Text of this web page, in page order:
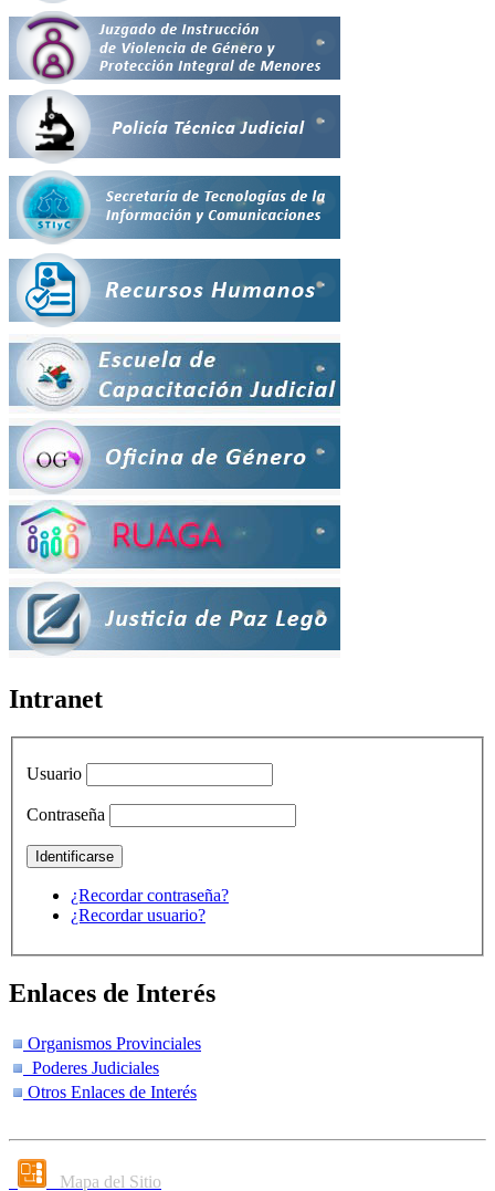
Intranet
Usuario
Contraseña
¿Recordar contraseña?
¿Recordar usuario?
Enlaces de Interés
Organismos Provinciales
Poderes Judiciales
Otros Enlaces de Interés
Mapa del Sitio